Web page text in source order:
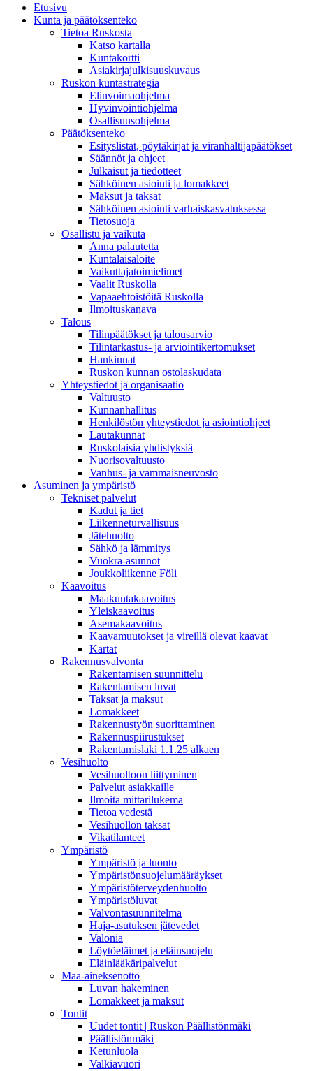
Etusivu
Kunta ja päätöksenteko
Tietoa Ruskosta
Katso kartalla
Kuntakortti
Asiakirjajulkisuuskuvaus
Ruskon kuntastrategia
Elinvoimaohjelma
Hyvinvointiohjelma
Osallisuusohjelma
Päätöksenteko
Esityslistat, pöytäkirjat ja viranhaltijapäätökset
Säännöt ja ohjeet
Julkaisut ja tiedotteet
Sähköinen asiointi ja lomakkeet
Maksut ja taksat
Sähköinen asiointi varhaiskasvatuksessa
Tietosuoja
Osallistu ja vaikuta
Anna palautetta
Kuntalaisaloite
Vaikuttajatoimielimet
Vaalit Ruskolla
Vapaaehtoistöitä Ruskolla
Ilmoituskanava
Talous
Tilinpäätökset ja talousarvio
Tilintarkastus- ja arviointikertomukset
Hankinnat
Ruskon kunnan ostolaskudata
Yhteystiedot ja organisaatio
Valtuusto
Kunnanhallitus
Henkilöstön yhteystiedot ja asiointiohjeet
Lautakunnat
Ruskolaisia yhdistyksiä
Nuorisovaltuusto
Vanhus- ja vammaisneuvosto
Asuminen ja ympäristö
Tekniset palvelut
Kadut ja tiet
Liikenneturvallisuus
Jätehuolto
Sähkö ja lämmitys
Vuokra-asunnot
Joukkoliikenne Föli
Kaavoitus
Maakuntakaavoitus
Yleiskaavoitus
Asemakaavoitus
Kaavamuutokset ja vireillä olevat kaavat
Kartat
Rakennusvalvonta
Rakentamisen suunnittelu
Rakentamisen luvat
Taksat ja maksut
Lomakkeet
Rakennustyön suorittaminen
Rakennuspiirustukset
Rakentamislaki 1.1.25 alkaen
Vesihuolto
Vesihuoltoon liittyminen
Palvelut asiakkaille
Ilmoita mittarilukema
Tietoa vedestä
Vesihuollon taksat
Vikatilanteet
Ympäristö
Ympäristö ja luonto
Ympäristönsuojelumääräykset
Ympäristöterveydenhuolto
Ympäristöluvat
Valvontasuunnitelma
Haja-asutuksen jätevedet
Valonia
Löytöeläimet ja eläinsuojelu
Eläinlääkäripalvelut
Maa-aineksenotto
Luvan hakeminen
Lomakkeet ja maksut
Tontit
Uudet tontit | Ruskon Päällistönmäki
Päällistönmäki
Ketunluola
Valkiavuori